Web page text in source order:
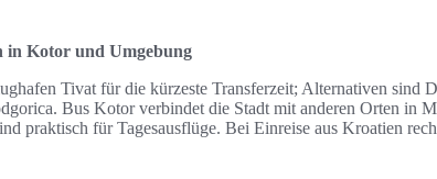
in Kotor und Umgebung
Tivat für die kürzeste Transferzeit; Alternativen sind
Bus Kotor verbindet die Stadt mit anderen Orten in
praktisch für Tagesausflüge. Bei Einreise aus Kroatien